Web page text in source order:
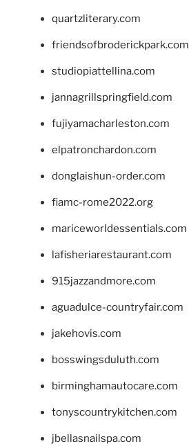
quartzliterary.com
friendsofbroderickpark.com
studiopiattellina.com
jannagrillspringfield.com
fujiyamacharleston.com
elpatronchardon.com
donglaishun-order.com
fiamc-rome2022.org
mariceworldessentials.com
lafisheriarestaurant.com
915jazzandmore.com
aguadulce-countryfair.com
jakehovis.com
bosswingsduluth.com
birminghamautocare.com
tonyscountrykitchen.com
jbellasnailspa.com